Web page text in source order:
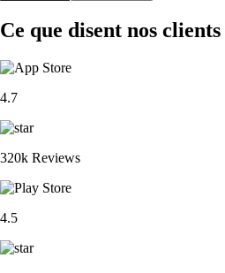
Ce que disent nos clients
4.7
320k Reviews
4.5